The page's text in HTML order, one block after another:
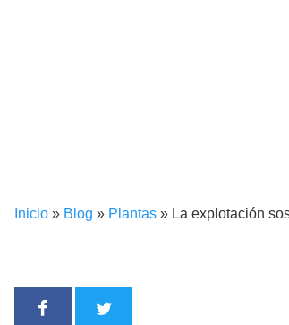
Inicio » Blog » Plantas » La explotación